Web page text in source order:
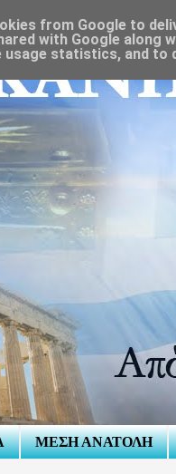
ΜΕΣΗ ΑΝΑΤΟΛΗ
from Google to
with Google along
usage statistics, and to